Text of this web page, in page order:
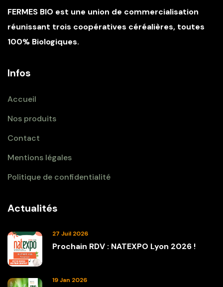
FERMES BIO est une union de commercialisation
réunissant trois coopératives céréalières, toutes
100% Biologiques.
Infos
Accueil
Nos produits
Contact
Mentions légales
Politique de confidentialité
Actualités
27 Juil 2026
Prochain RDV : NATEXPO Lyon 2026 !
19 Jan 2026